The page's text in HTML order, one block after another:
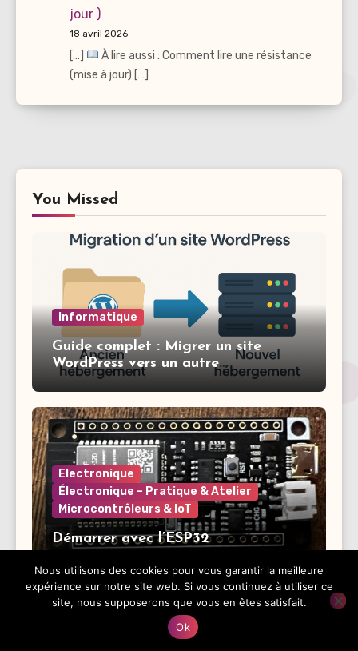
jour )
18 avril 2026
[…]
À lire aussi : Comment lire une résistance
(mise à jour) […]
You Missed
Informatique
Guide complet : Migrer un site
WordPress vers un autre
hébergement
Electronique
Électronique – Pratique & Atelier
Microcontrôleurs & IoT
Démarrer avec l’ESP32
Nous utilisons des cookies pour vous garantir la meilleure
expérience sur notre site web. Si vous continuez à utiliser ce
site, nous supposerons que vous en êtes satisfait.
Ok